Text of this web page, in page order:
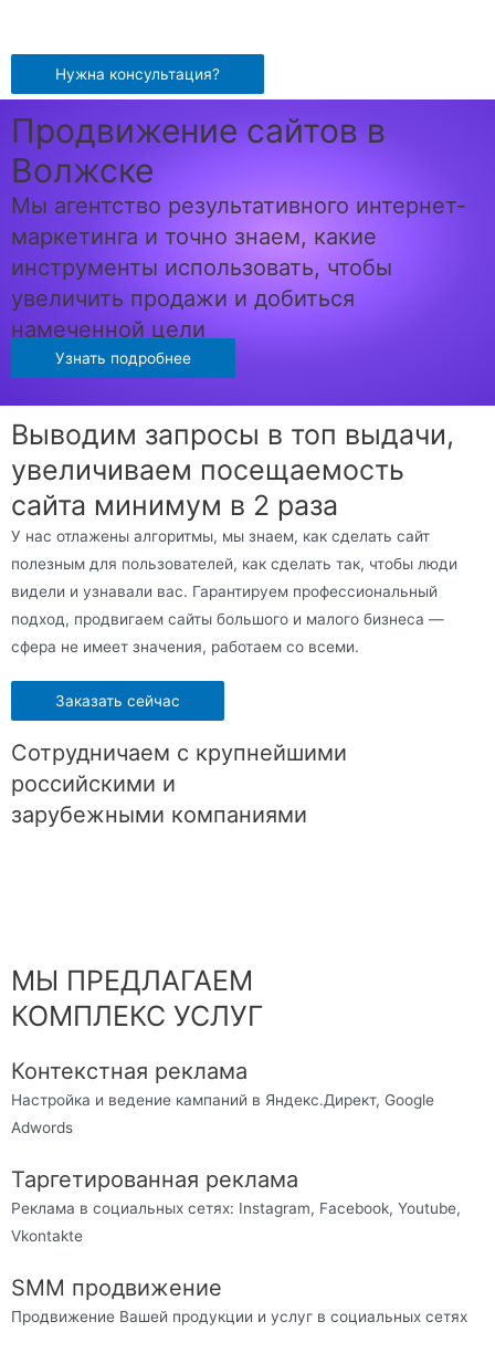
содержимомуНужна консультация?
Продвижение сайтов в
Волжске
Мы агентство результативного интернет-
маркетинга и точно знаем, какие
инструменты использовать, чтобы
увеличить продажи и добиться
намеченной цели
Узнать подробнее
Выводим запросы в топ выдачи,
увеличиваем посещаемость
сайта минимум в 2 раза
У нас отлажены алгоритмы, мы знаем, как сделать сайт
полезным для пользователей, как сделать так, чтобы люди
видели и узнавали вас. Гарантируем профессиональный
подход, продвигаем сайты большого и малого бизнеса —
сфера не имеет значения, работаем со всеми.
Заказать сейчас
Сотрудничаем с крупнейшими
российскими и
зарубежными компаниями
МЫ ПРЕДЛАГАЕМ
КОМПЛЕКС УСЛУГ
Контекстная реклама
Настройка и ведение кампаний в Яндекс.Директ, Google
Adwords
Таргетированная реклама
Реклама в социальных сетях: Instagram, Facebook, Youtube,
Vkontakte
SMM продвижение
Продвижение Вашей продукции и услуг в социальных сетях